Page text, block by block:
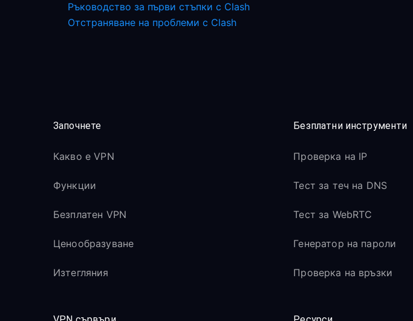
Ръководство за първи стъпки с Clash
Отстраняване на проблеми с Clash
Започнете
Какво е VPN
Функции
Безплатен VPN
Ценообразуване
Изтегляния
Безплатни инструменти
Проверка на IP
Тест за теч на DNS
Тест за WebRTC
Генератор на пароли
Проверка на връзки